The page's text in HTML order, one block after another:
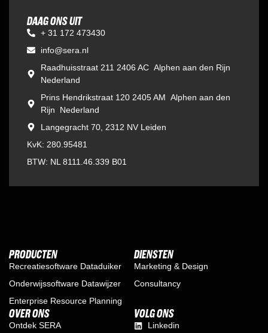
DAAG ONS UIT
+ 31 172 473430
info@sera.nl
Raadhuisstraat 211 2406 AC Alphen aan den Rijn
Nederland
Prins Hendrikstraat 120 2405 AM Alphen aan den
Rijn Nederland
Langegracht 70, 2312 NV Leiden
KvK: 280.95481
BTW: NL 8111.46.339 B01
PRODUCTEN
Recreatiesoftware Dataduiker
Onderwijssoftware Datawijzer
Enterprise Resource Planning
DIENSTEN
Marketing & Design
Consultancy
OVER ONS
Ontdek SERA
VOLG ONS
Linkedin